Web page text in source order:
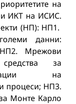
на
и ИКТ на ИСИС.
(НП): НП1.
данни:
НП2. Мрежови
за
на
процеси; НП3.
Монте Карло